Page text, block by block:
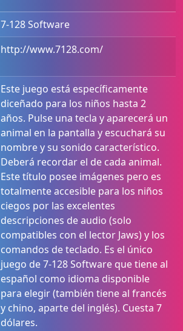
7-128 Software
http://www.7128.com/
Este juego está específicamente
diceñado para los niños hasta 2
años. Pulse una tecla y aparecerá un
animal en la pantalla y escuchará su
nombre y su sonido característico.
Deberá recordar el de cada animal.
Este título posee imágenes pero es
totalmente accesible para los niños
ciegos por las excelentes
descripciones de audio (solo
compatibles con el lector Jaws) y los
comandos de teclado. Es el único
juego de 7-128 Software que tiene al
español como idioma disponible
para elegir (también tiene al francés
y chino, aparte del inglés). Cuesta 7
dólares.